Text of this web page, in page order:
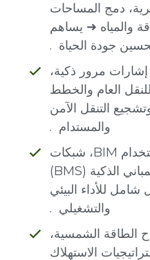
دمج المساحات
والمياه ➜ يساهم
جودة الحياة .
مرور ذكية،
العام والخطط
التنقل الآمن
والمستدام .
البنية التحتية الرقمية: استخدام BIM، شبكات
IoT، وأنظمة إدارة المباني الذكية (BMS)
للأداء البيئي
والتشغيلي .
الطاقة الشمسية،
الاستهلاك